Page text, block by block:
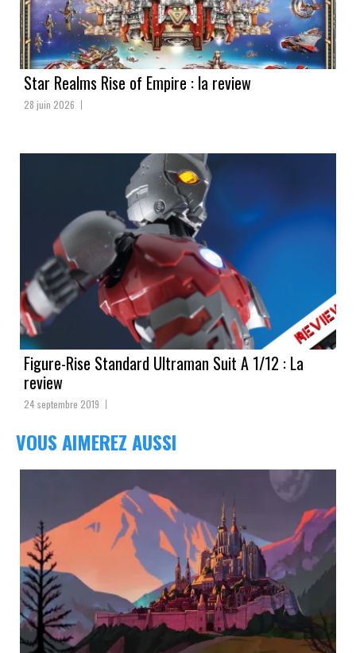
Star Realms Rise of Empire : la review
28 juin 2026
Figure-Rise Standard Ultraman Suit A 1/12 : La
review
24 septembre 2019
VOUS AIMEREZ AUSSI